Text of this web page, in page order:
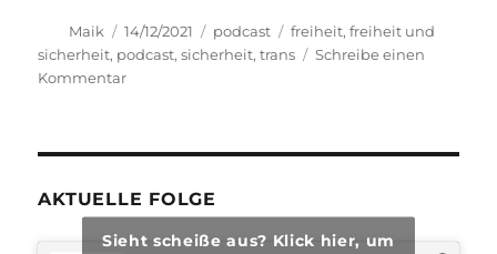
Autor
Maik
Veröffentlicht
am
14/12/2021 Kategorien
podcast Schlagwörter
freiheit,freiheit und
sicherheit, podcast,sicherheit,trans
Schreibe einen
Kommentarzu
AKTUELLE FOLGE
Sieht scheiße aus? Klick hier, um